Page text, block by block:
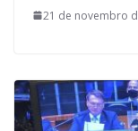
21 de novembro